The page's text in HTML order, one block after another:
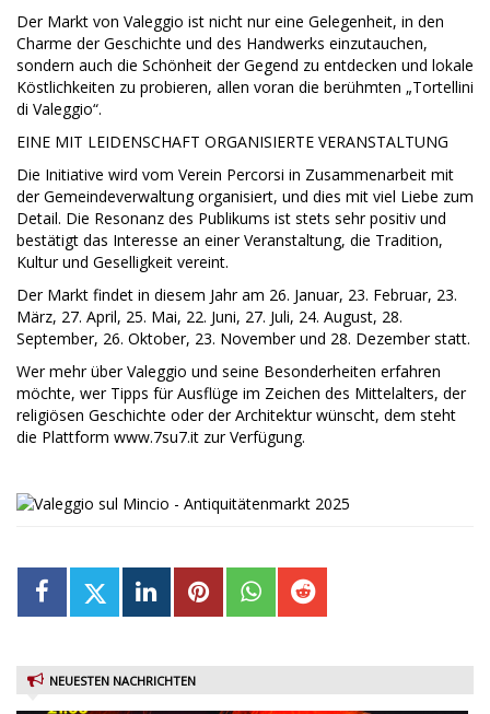
Der Markt von Valeggio ist nicht nur eine Gelegenheit, in den
Charme der Geschichte und des Handwerks einzutauchen,
sondern auch die Schönheit der Gegend zu entdecken und lokale
Köstlichkeiten zu probieren, allen voran die berühmten „Tortellini
di Valeggio“.
EINE MIT LEIDENSCHAFT ORGANISIERTE VERANSTALTUNG
Die Initiative wird vom Verein Percorsi in Zusammenarbeit mit
der Gemeindeverwaltung organisiert, und dies mit viel Liebe zum
Detail. Die Resonanz des Publikums ist stets sehr positiv und
bestätigt das Interesse an einer Veranstaltung, die Tradition,
Kultur und Geselligkeit vereint.
Der Markt findet in diesem Jahr am 26. Januar, 23. Februar, 23.
März, 27. April, 25. Mai, 22. Juni, 27. Juli, 24. August, 28.
September, 26. Oktober, 23. November und 28. Dezember statt.
Wer mehr über Valeggio und seine Besonderheiten erfahren
möchte, wer Tipps für Ausflüge im Zeichen des Mittelalters, der
religiösen Geschichte oder der Architektur wünscht, dem steht
die Plattform www.7su7.it zur Verfügung.
NEUESTEN NACHRICHTEN